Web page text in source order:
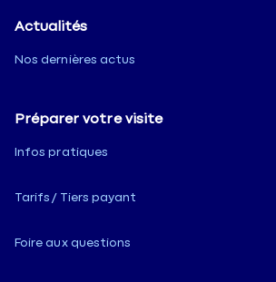
Actualités
Nos dernières actus
Préparer votre visite
Infos pratiques
Tarifs / Tiers payant
Foire aux questions